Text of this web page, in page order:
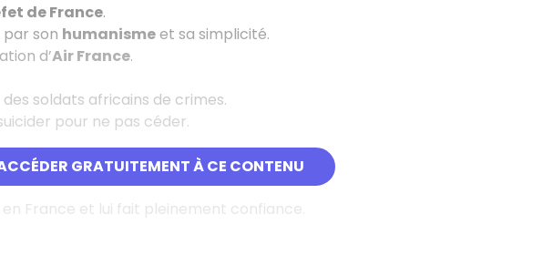
GRATUITEMENT À CE CONTENU
de France.
par son humanismeet sa simplicité.
d’Air France.
soldats africains de crimes.
pour ne pas céder.
France et lui fait pleinement confiance.